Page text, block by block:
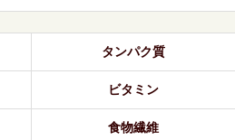
タンパク質
ビタミン
食物繊維